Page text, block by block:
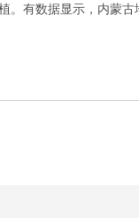
有数据显示，内蒙